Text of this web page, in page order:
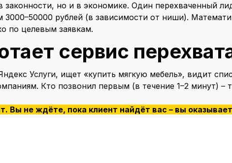
законности, но и в экономике. Один перехваченный
3000–50000 рублей (в зависимости от ниши).
по целевым заявкам.
сервис
Услуги, ищет «купить мягкую мебель», видит
Кто позвонил первым (в течение 1–2 минут) –
Вы не ждёте, пока клиент найдёт вас – вы